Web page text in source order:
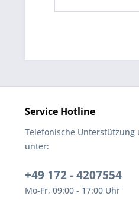
Service Hotline
Telefonische Unterstützung
unter:
+49 172 - 4207554
Mo-Fr, 09:00 - 17:00 Uhr